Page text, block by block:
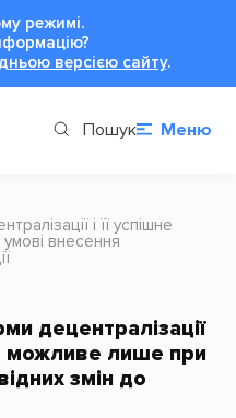
режимі.
версією сайту.
Пошук Меню
і її успішне
внесення
децентралізації
можливе лише при
змін до